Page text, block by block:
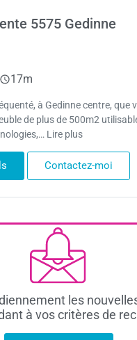
5575 Gedinne
17m
à Gedinne centre, que
de plus de 500m2
Lire plus
Contactez-moi
les
à vos critères de